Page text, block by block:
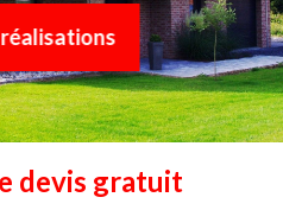
devis gratuit